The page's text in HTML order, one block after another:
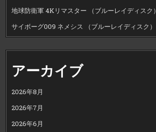
地球防衛軍 4Kリマスター （ブルーレイディスク）
サイボーグ009 ネメシス （ブルーレイディスク）
アーカイブ
2026年8月
2026年7月
2026年6月